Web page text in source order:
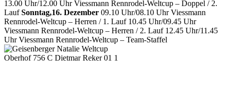
13.00 Uhr/12.00 Uhr Viessmann Rennrodel-Weltcup – Doppel / 2.
LaufSonntag,16. Dezember 09.10 Uhr/08.10 Uhr Viessmann
Rennrodel-Weltcup – Herren / 1. Lauf 10.45 Uhr/09.45 Uhr
Viessmann Rennrodel-Weltcup – Herren / 2. Lauf 12.45 Uhr/11.45
Uhr Viessmann Rennrodel-Weltcup – Team-Staffel